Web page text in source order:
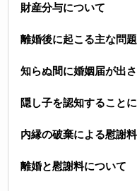
財産分与について
離婚後に起こる主な問題
知らぬ間に婚姻届が出
隠し子を認知すること
内縁の破棄による慰謝
離婚と慰謝料について